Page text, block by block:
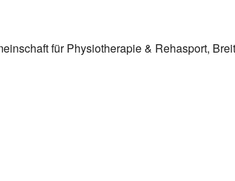
für Physiotherapie & Rehasport,